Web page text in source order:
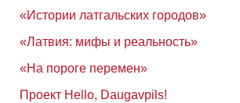
«Истории латгальских городов»
«Латвия: мифы и реальность»
«На пороге перемен»
Проект Hello, Daugavpils!